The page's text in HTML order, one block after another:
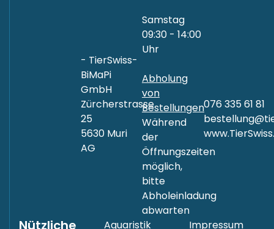
- TierSwiss-
BiMaPi
GmbH
Zürcherstrasse
25
5630 Muri
AG
Samstag
09:30 - 14:00
Uhr
Abholung
von
Bestellungen
Während
der
Öffnungszeiten
möglich,
bitte
Abholeinladung
abwarten
076 335 61 81
Aquaristik
Impressum